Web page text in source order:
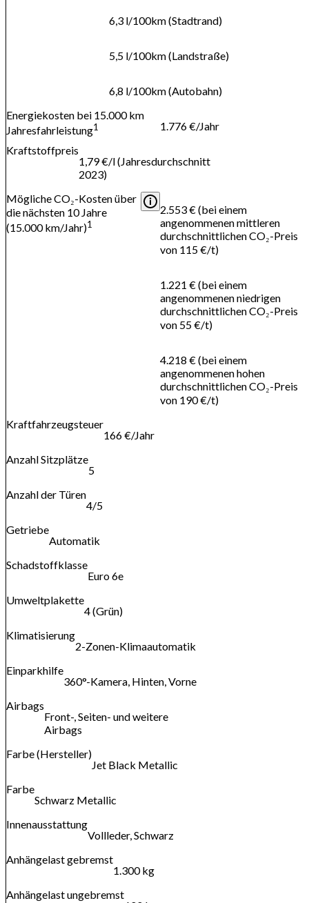
6,3 l/100km (Stadtrand)
5,5 l/100km (Landstraße)
6,8 l/100km (Autobahn)
Energiekosten bei 15.000 km
Jahresfahrleistung1
1.776 €/Jahr
Kraftstoffpreis
1,79 €/l (Jahresdurchschnitt
2023)
Mögliche CO₂-Kosten über
die nächsten 10 Jahre
(15.000 km/Jahr)1
2.553 € (bei einem
angenommenen mittleren
durchschnittlichen CO₂-Preis
von 115 €/t)
1.221 € (bei einem
angenommenen niedrigen
durchschnittlichen CO₂-Preis
von 55 €/t)
4.218 € (bei einem
angenommenen hohen
durchschnittlichen CO₂-Preis
von 190 €/t)
Kraftfahrzeugsteuer
166 €/Jahr
Anzahl Sitzplätze
5
Anzahl der Türen
4/5
Getriebe
Automatik
Schadstoffklasse
Euro 6e
Umweltplakette
4 (Grün)
Klimatisierung
2-Zonen-Klimaautomatik
Einparkhilfe
360°-Kamera, Hinten, Vorne
Airbags
Front-, Seiten- und weitere
Airbags
Farbe (Hersteller)
Jet Black Metallic
Farbe
Schwarz Metallic
Innenausstattung
Vollleder, Schwarz
Anhängelast gebremst
1.300 kg
Anhängelast ungebremst